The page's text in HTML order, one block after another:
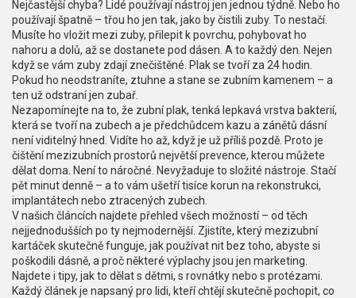
Nejčastější chyba? Lidé používají nástroj jen jednou týdně. Nebo ho
používají špatně – třou ho jen tak, jako by čistili zuby. To nestačí.
Musíte ho vložit mezi zuby, přilepit k povrchu, pohybovat ho
nahoru a dolů, až se dostanete pod dásen. A to každý den. Nejen
když se vám zuby zdají znečištěné. Plak se tvoří za 24 hodin.
Pokud ho neodstraníte, ztuhne a stane se zubním kamenem – a
ten už odstraní jen zubař.
Nezapomínejte na to, že zubní plak, tenká lepkavá vrstva bakterií,
která se tvoří na zubech a je předchůdcem kazu a zánětů dásní
není viditelný hned. Vidíte ho až, když je už příliš pozdě. Proto je
čištění mezizubních prostorů největší prevence, kterou můžete
dělat doma. Není to náročné. Nevyžaduje to složité nástroje. Stačí
pět minut denně – a to vám ušetří tisíce korun na rekonstrukci,
implantátech nebo ztracených zubech.
V našich článcích najdete přehled všech možností – od těch
nejjednodušších po ty nejmodernější. Zjistíte, který mezizubní
kartáček skutečně funguje, jak používat nit bez toho, abyste si
poškodili dásně, a proč některé výplachy jsou jen marketing.
Najdete i tipy, jak to dělat s dětmi, s rovnátky nebo s protézami.
Každý článek je napsaný pro lidi, kteří chtějí skutečně pochopit, co